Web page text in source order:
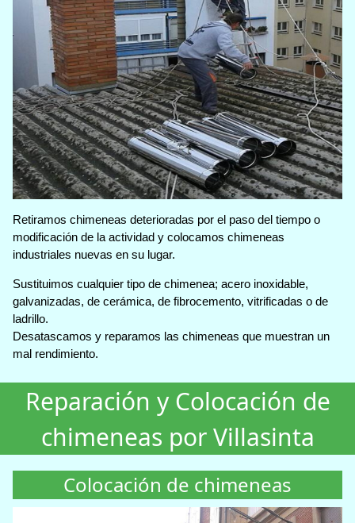
Retiramos chimeneas deterioradas por el paso del tiempo o
modificación de la actividad y colocamos chimeneas
industriales nuevas en su lugar.
Sustituimos cualquier tipo de chimenea; acero inoxidable,
galvanizadas, de cerámica, de fibrocemento, vitrificadas o de
ladrillo.
Desatascamos y reparamos las chimeneas que muestran un
mal rendimiento.
Reparación y Colocación de
chimeneas por Villasinta
Colocación de chimeneas